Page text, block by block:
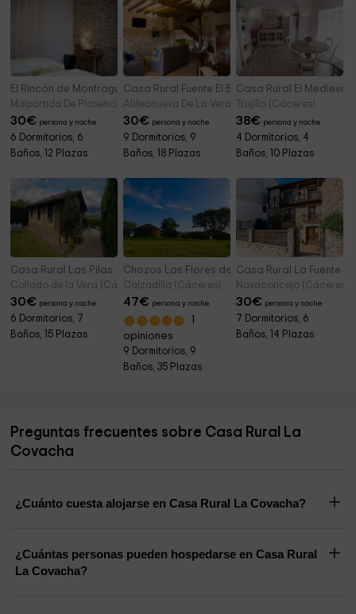
El Rincón de Monfragüe
Malpartida De Plasencia (Cáceres)
30€ persona y noche
6 Dormitorios, 6
Baños, 12 Plazas
Casa Rural Fuente El Boticario
Aldeanueva De La Vera (Cáceres)
30€ persona y noche
9 Dormitorios, 9
Baños, 18 Plazas
Casa Rural El Medievo
Trujillo (Cáceres)
38€ persona y noche
4 Dormitorios, 4
Baños, 10 Plazas
Casa Rural Las Pilas
Collado de la Vera (Cáceres)
30€ persona y noche
6 Dormitorios, 7
Baños, 15 Plazas
Chozos Las Flores de la Dehesa
Calzadilla (Cáceres)
47€ persona y noche
opiniones
9 Dormitorios, 9
Baños, 35 Plazas
Casa Rural La Fuente
Navaconcejo (Cáceres)
30€ persona y noche
7 Dormitorios, 6
Baños, 14 Plazas
Preguntas frecuentes sobre Casa Rural La
Covacha
¿Cuánto cuesta alojarse en Casa Rural La Covacha?
¿Cuántas personas pueden hospedarse en Casa Rural
La Covacha?